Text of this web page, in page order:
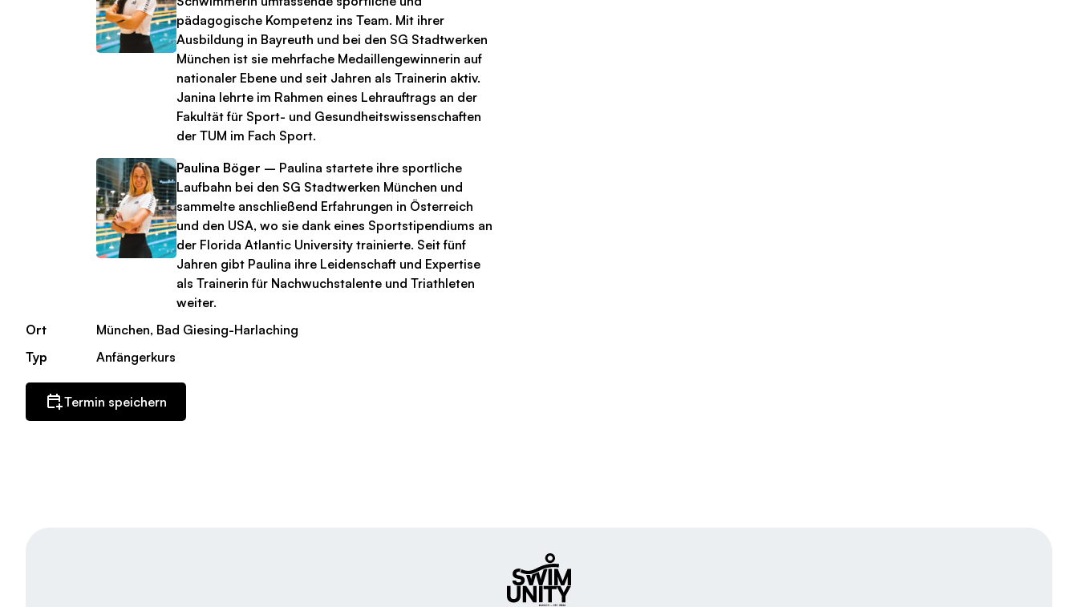
pädagogische Kompetenz ins Team. Mit ihrer
Ausbildung in Bayreuth und bei den SG Stadtwerken
München ist sie mehrfache Medaillengewinnerin auf
nationaler Ebene und seit Jahren als Trainerin aktiv.
Janina lehrte im Rahmen eines Lehrauftrags an der
Fakultät für Sport- und Gesundheitswissenschaften
der TUM im Fach Sport.
Paulina Böger – Paulina startete ihre sportliche
Laufbahn bei den SG Stadtwerken München und
sammelte anschließend Erfahrungen in Österreich
und den USA, wo sie dank eines Sportstipendiums an
der Florida Atlantic University trainierte. Seit fünf
Jahren gibt Paulina ihre Leidenschaft und Expertise
als Trainerin für Nachwuchstalente und Triathleten
weiter.
Ort
München, Bad Giesing-Harlaching
Typ
Anfängerkurs
Termin speichern